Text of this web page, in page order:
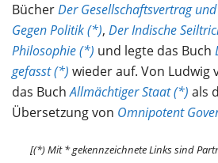
BücherDer Gesellschaftsvertrag
Gegen Politik (*), Der Indische
Philosophie (*) und legte das Buch
gefasst (*) wieder auf. Von Ludwig
das BuchAllmächtiger Staat (*) als
Übersetzung von Omnipotent
[(*) Mit * gekennzeichnete Links sind